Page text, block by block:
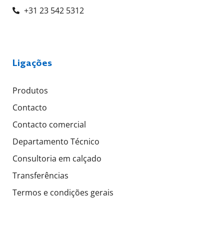
+31 23 542 5312
Ligações
Produtos
Contacto
Contacto comercial
Departamento Técnico
Consultoria em calçado
Transferências
Termos e condições gerais